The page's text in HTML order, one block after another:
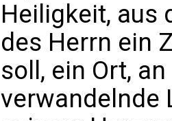
Heiligkeit, aus
des Herrn ein
soll, ein Ort,
verwandelnde